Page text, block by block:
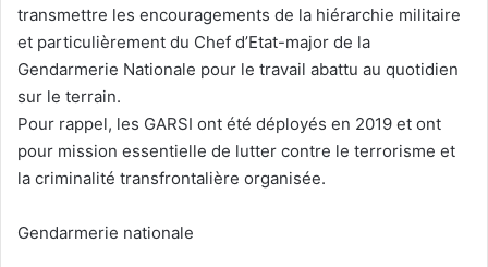
transmettre les encouragements de la hiérarchie militaire
et particulièrement du Chef d’Etat-major de la
Gendarmerie Nationale pour le travail abattu au quotidien
sur le terrain.
Pour rappel, les GARSI ont été déployés en 2019 et ont
pour mission essentielle de lutter contre le terrorisme et
la criminalité transfrontalière organisée.
Gendarmerie nationale